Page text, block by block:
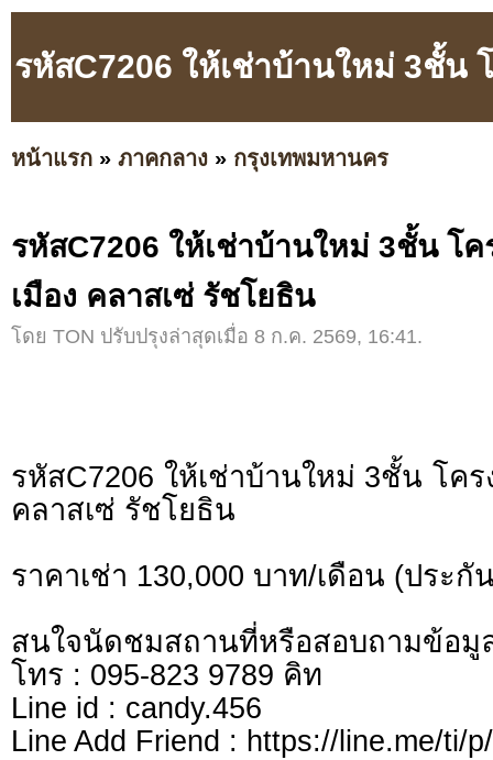
รหัสC7206 ให้เช่าบ้านใหม่ 3ชั้น
หน้าแรก » ภาคกลาง » กรุงเทพมหานคร
รหัสC7206 ให้เช่าบ้านใหม่ 3ชั้น โค
เมือง คลาสเซ่ รัชโยธิน
โดย TON ปรับปรุงล่าสุดเมื่อ 8 ก.ค. 2569, 16:41.
รหัสC7206 ให้เช่าบ้านใหม่ 3ชั้น โคร
คลาสเซ่ รัชโยธิน
ราคาเช่า 130,000 บาท/เดือน (ประกั
สนใจนัดชมสถานที่หรือสอบถามข้อมู
โทร : 095-823 9789 คิท
Line id : candy.456
Line Add Friend : https://line.me/ti/